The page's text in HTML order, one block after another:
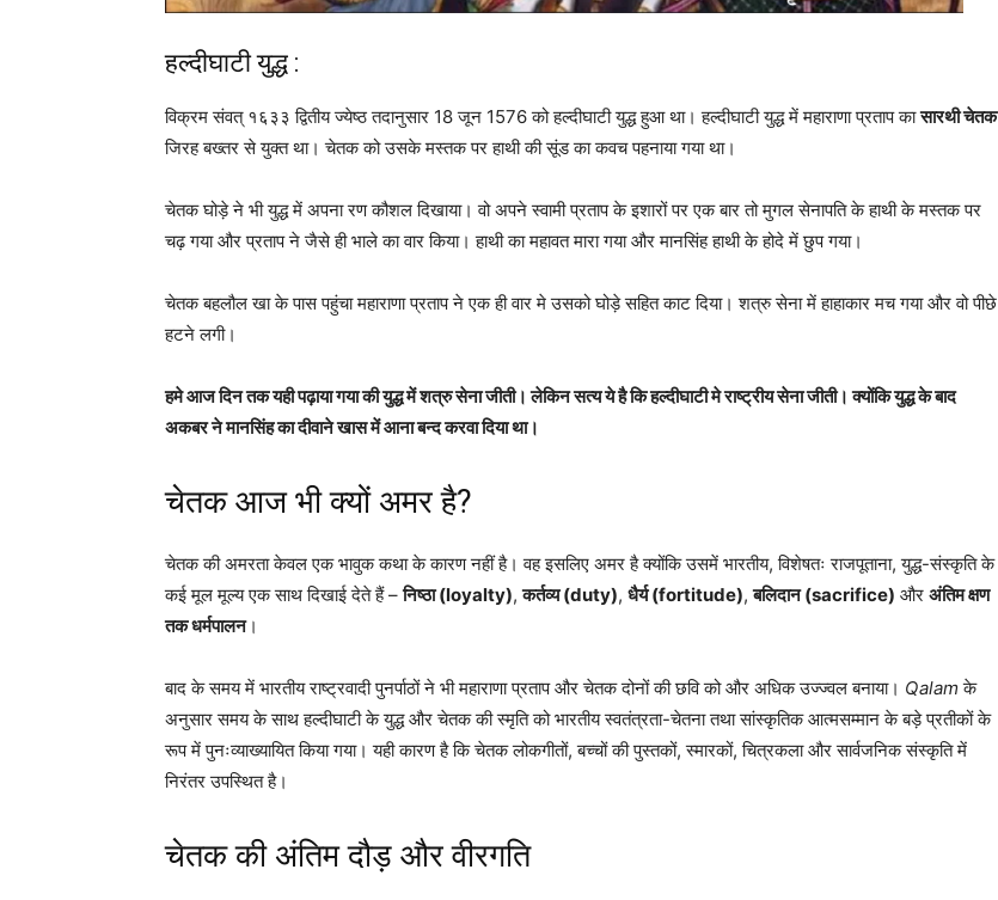
हल्दीघाटी युद्ध :
विक्रम संवत् १६३३ द्वितीय ज्येष्ठ तदानुसार 18 जून 1576 को हल्दीघाटी युद्ध हुआ था। हल्दीघाटी युद्ध में महाराणा प्रताप कासारथी चेतक
जिरह बख्तर से युक्त था। चेतक को उसके मस्तक पर हाथी की सूंड का कवच पहनाया गया था।
चेतक घोड़े ने भी युद्ध में अपना रण कौशल दिखाया। वो अपने स्वामी प्रताप के इशारों पर एक बार तो मुगल सेनापति के हाथी के मस्तक पर
चढ़ गया और प्रताप ने जैसे ही भाले का वार किया। हाथी का महावत मारा गया और मानसिंह हाथी के होदे में छुप गया।
चेतक बहलौल खा के पास पहुंचा महाराणा प्रताप ने एक ही वार मे उसको घोड़े सहित काट दिया। शत्रु सेना में हाहाकार मच गया और वो पीछे
हटने लगी।
हमे आज दिन तक यही पढ़ाया गया की युद्ध में शत्रु सेना जीती। लेकिन सत्य ये है कि हल्दीघाटी मे राष्ट्रीय सेना जीती। क्योंकि युद्ध के बाद
अकबर ने मानसिंह का दीवाने खास में आना बन्द करवा दिया था।
चेतकआज भी क्यों अमर है?
चेतक की अमरता केवल एक भावुक कथा के कारण नहीं है। वह इसलिए अमर है क्योंकि उसमें भारतीय, विशेषतः राजपूताना, युद्ध-संस्कृति के
कई मूल मूल्य एक साथ दिखाई देते हैं –निष्ठा (loyalty),कर्तव्य (duty), धैर्य (fortitude),बलिदान (sacrifice) और अंतिम क्षण
तक धर्मपालन।
बाद के समय में भारतीय राष्ट्रवादी पुनर्पाठों ने भी महाराणा प्रताप और चेतक दोनों की छवि को और अधिक उज्ज्वल बनाया। Qalamके
अनुसार समय के साथ हल्दीघाटी के युद्ध और चेतक की स्मृति को भारतीय स्वतंत्रता-चेतना तथा सांस्कृतिक आत्मसम्मान के बड़े प्रतीकों के
रूप में पुनःव्याख्यायित किया गया। यही कारण है कि चेतक लोकगीतों, बच्चों की पुस्तकों, स्मारकों, चित्रकला और सार्वजनिक संस्कृति में
निरंतर उपस्थित है।
चेतककी अंतिम दौड़ और वीरगति